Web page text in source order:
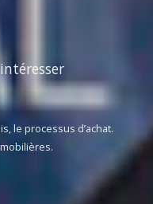
le processus d’achat.